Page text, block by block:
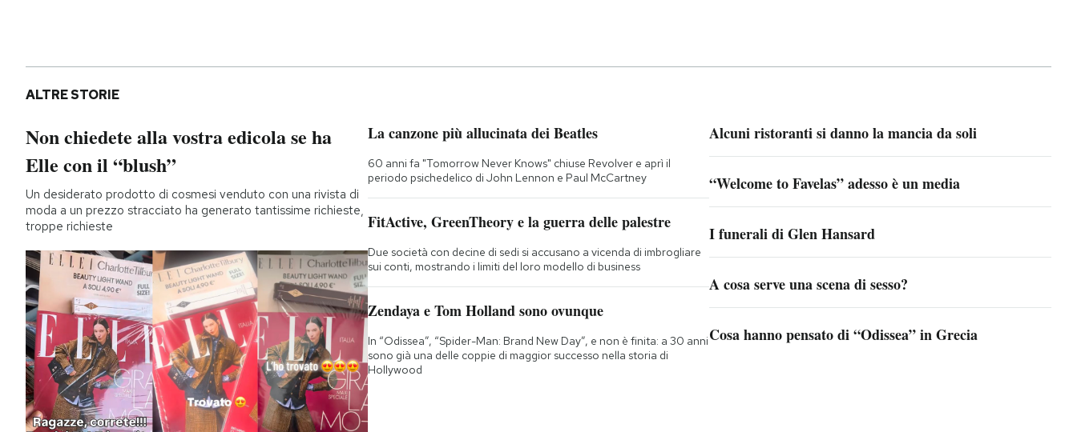
ALTRE STORIE
Non chiedete alla vostra edicola se ha
Elle con il “blush”
Un desiderato prodotto di cosmesi venduto con una rivista di
moda a un prezzo stracciato ha generato tantissime richieste,
troppe richieste
La canzone più allucinata dei Beatles
60 anni fa "Tomorrow Never Knows" chiuse Revolver e aprì il
periodo psichedelico di John Lennon e Paul McCartney
FitActive, GreenTheory e la guerra delle palestre
Due società con decine di sedi si accusano a vicenda di imbrogliare
sui conti, mostrando i limiti del loro modello di business
Zendaya e Tom Holland sono ovunque
In “Odissea”, “Spider-Man: Brand New Day”, e non è finita: a 30 anni
sono già una delle coppie di maggior successo nella storia di
Hollywood
Alcuni ristoranti si danno la mancia da soli
“Welcome to Favelas” adesso è un media
I funerali di Glen Hansard
A cosa serve una scena di sesso?
Cosa hanno pensato di “Odissea” in Grecia